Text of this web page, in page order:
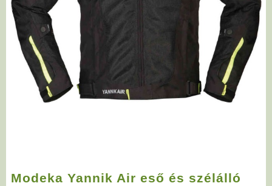
Modeka Yannik Air eső és szélálló